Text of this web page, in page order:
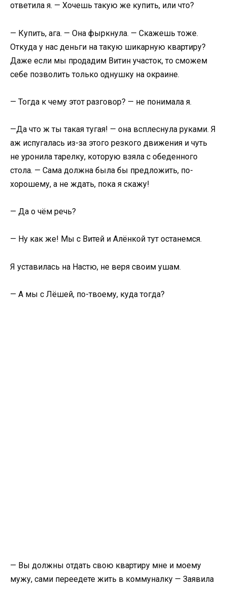
ответила я. — Хочешь такую же купить, или что?
— Купить, ага. — Она фыркнула. — Скажешь тоже.
Откуда у нас деньги на такую шикарную квартиру?
Даже если мы продадим Витин участок, то сможем
себе позволить только однушку на окраине.
— Тогда к чему этот разговор? — не понимала я.
—Да что ж ты такая тугая! — она всплеснула руками. Я
аж испугалась из-за этого резкого движения и чуть
не уронила тарелку, которую взяла с обеденного
стола. — Сама должна была бы предложить, по-
хорошему, а не ждать, пока я скажу!
— Да о чём речь?
— Ну как же! Мы с Витей и Алёнкой тут останемся.
Я уставилась на Настю, не веря своим ушам.
— А мы с Лёшей, по-твоему, куда тогда?
— Вы должны отдать свою квартиру мне и моему
мужу, сами переедете жить в коммуналку — Заявила